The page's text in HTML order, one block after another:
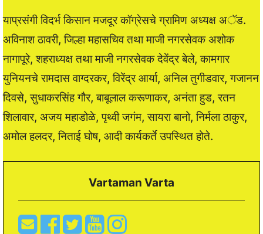
याप्रसंगी विदर्भ किसान मजदूर कॉग्रेसचे ग्रामिण अध्यक्ष अॅड.
अविनाश ठावरी, जिल्हा महासचिव तथा माजी नगरसेवक अशोक
नागापूरे, शहराध्यक्ष तथा माजी नगरसेवक देवेंद्र बेले, कामगार
युनियनचे रामदास वाग्दरकर, विरेंद्र आर्या, अनिल तुगीडवार, गजानन
दिवसे, सुधाकरसिंह गौर, बाबूलाल करूणाकर, अनंता हुड, रतन
शिलावार, अजय महाडोळे, पृथ्वी जगंम, सायरा बानो, निर्मला ठाकुर,
अमोल हलदर, निताई घोष, आदी कार्यकर्ते उपस्थित होते.
Vartaman Varta